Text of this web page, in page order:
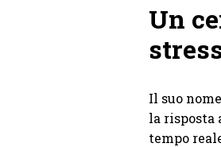
Un
Il suo
la risposta
tempo